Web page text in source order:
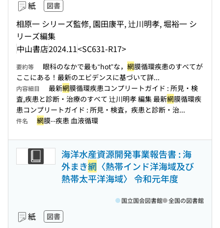
紙 図書
相原一 シリーズ監修, 園田康平, 辻川明孝, 堀裕一 シ
リーズ編集
中山書店2024.11<SC631-R17>
要約等 眼科のなかで最も“hot”な， 網膜循環疾患のすべてが
ここにある！最新のエビデンスに基づいて詳...
内容細目 最新網膜循環疾患コンプリートガイド : 所見・検
査,疾患と診断・治療のすべて 辻川明孝 編集 最新網膜循環疾
患コンプリートガイド : 所見・検査，疾患と診断・治...
件名 網膜--疾患 血液循環
海洋水産資源開発事業報告書 : 海
外まき網 〈熱帯インド洋海域及び
熱帯太平洋海域〉 令和元年度
紙 図書
国立国会図書館 全国の図書館